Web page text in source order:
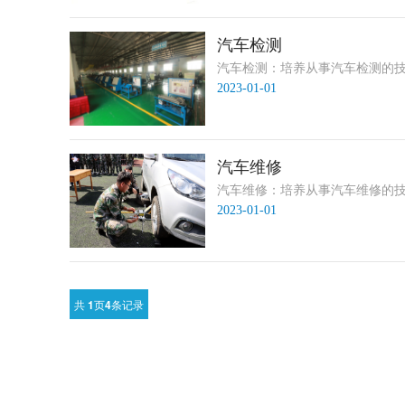
汽车检测
汽车检测：培养从事汽车检测的
2023-01-01
汽车维修
汽车维修：培养从事汽车维修的
2023-01-01
共1页4条记录